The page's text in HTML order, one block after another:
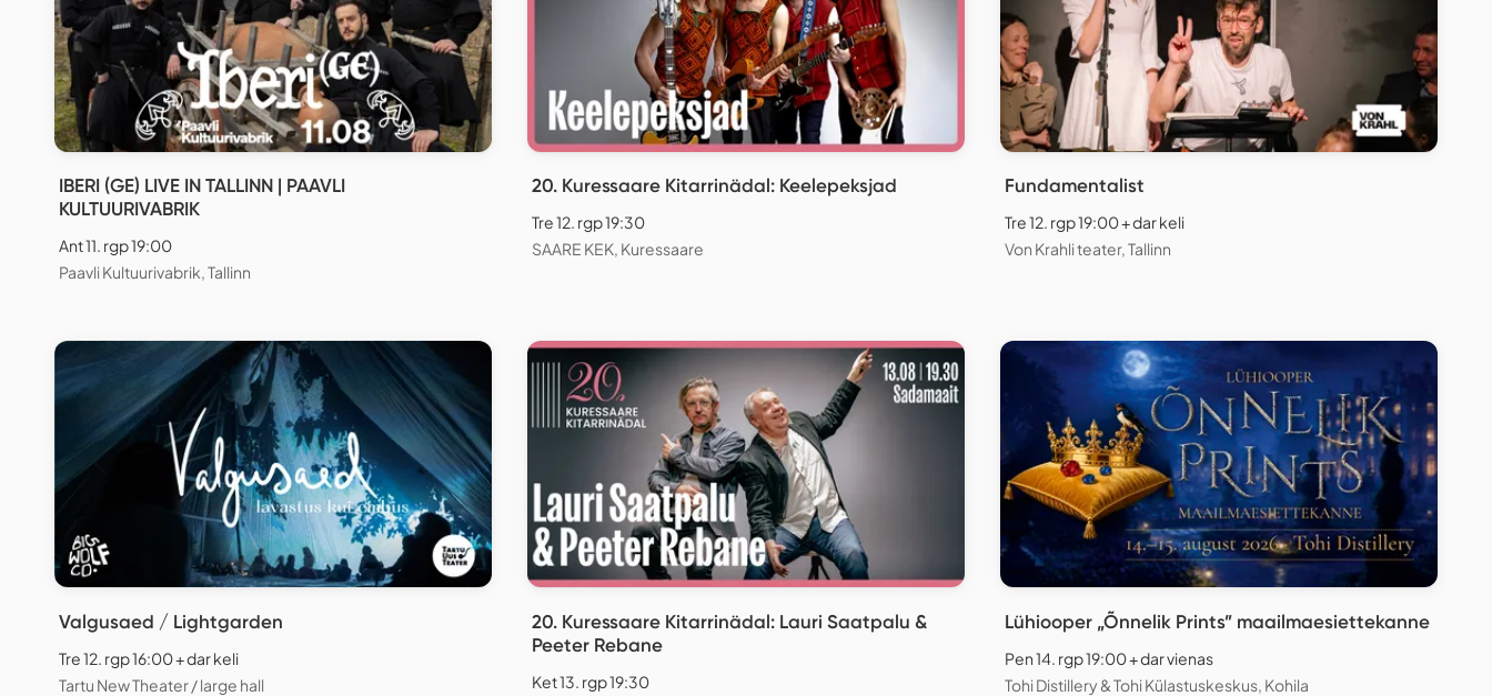
IBERI (GE) LIVE IN TALLINN | PAAVLI
KULTUURIVABRIK
Ant 11. rgp 19:00
Paavli Kultuurivabrik, Tallinn
20. Kuressaare Kitarrinädal: Keelepeksjad
Tre 12. rgp 19:30
SAARE KEK, Kuressaare
Fundamentalist
Tre 12. rgp 19:00 + dar keli
Von Krahli teater, Tallinn
Valgusaed / Lightgarden
Tre 12. rgp 16:00 + dar keli
Tartu New Theater / large hall
20. Kuressaare Kitarrinädal: Lauri Saatpalu &
Peeter Rebane
Ket 13. rgp 19:30
Lühiooper „Õnnelik Prints” maailmaesiettekanne
Pen 14. rgp 19:00 + dar vienas
Tohi Distillery & Tohi Külastuskeskus, Kohila